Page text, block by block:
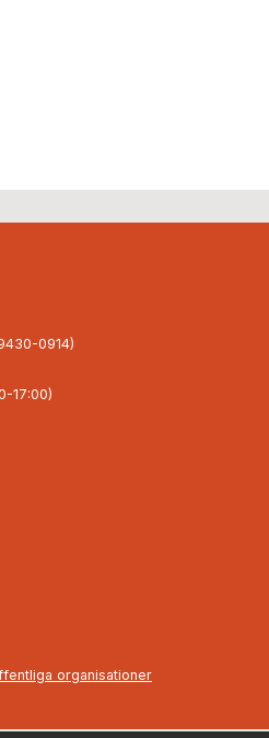
0914)
17:00)
organisationer